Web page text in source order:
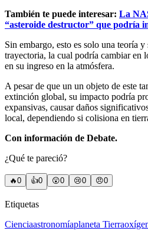
También te puede interesar: La
“asteroide destructor” que podría
Sin embargo, esto es solo una teoría
trayectoria, la cual podría cambiar en
en su ingreso en la atmósfera.
A pesar de que un un objeto de este
extinción global, su impacto podría
expansivas, causar daños
local, dependiendo si colisiona en
Con información de Debate.
¿Qué te pareció?
🔥0 👍0 😲0 😢0 😠0
Etiquetas
Cienciaastronomíaplaneta Tierra